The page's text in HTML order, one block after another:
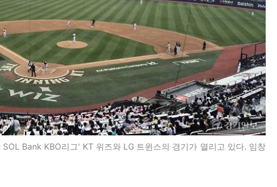
Bank KBO리그' KT 위즈와 LG 트윈스의 경기가 열리고 있다. 임창